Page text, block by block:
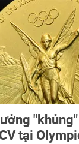
tại